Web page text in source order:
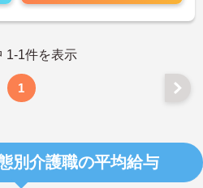
1-1件を表示
1
別介護職の平均給与